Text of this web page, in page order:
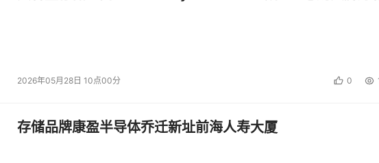
2026年05月28日 10点00分 0
存储品牌康盈半导体乔迁新址前海人寿大厦